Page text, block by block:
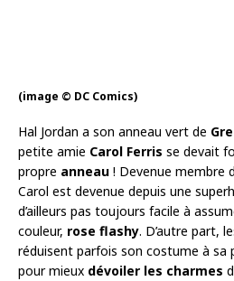
(image © DC Comics)
Hal Jordan a son anneau vert de
petite amie Carol Ferris se devait
propre anneau ! Devenue membre
Carol est devenue depuis une
d’ailleurs pas toujours facile à
couleur, rose flashy. D’autre part,
réduisent parfois son costume à sa
pour mieux dévoiler les charmes